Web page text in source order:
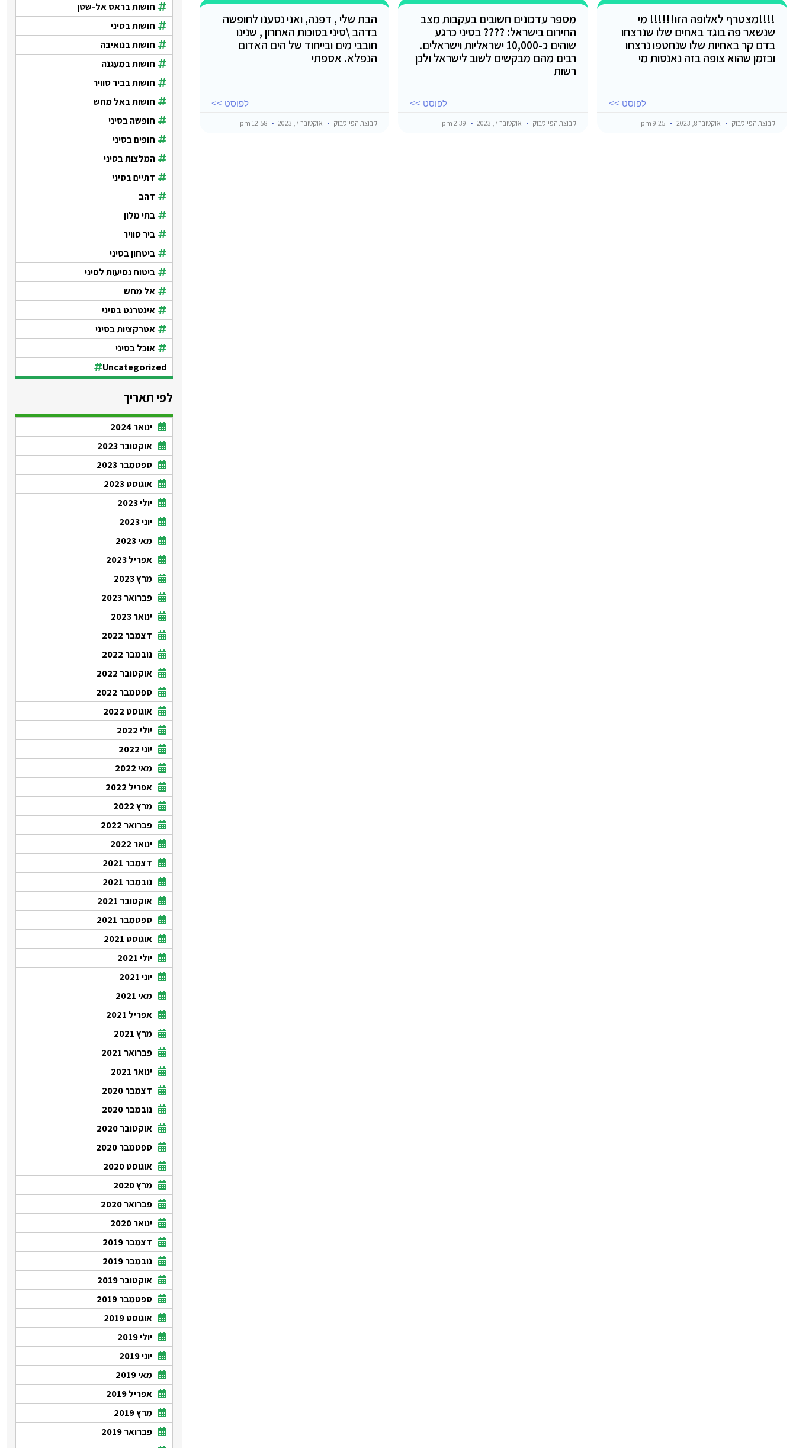
!!!!מצטרף לאלופה הזו!!!!!! מי
שנשאר פה בוגד באחים שלו שנרצחו
בדם קר באחיות שלו שנחטפו נרצחו
ובזמן שהוא צופה בזה נאנסות מי
לפוסט >>
קבוצת הפייסבוק אוקטובר 8, 2023
מספר עדכונים חשובים בעקבות מצב
החירום בישראל: ???? בסיני כרגע
שוהים כ-10,000 ישראליות וישראלים.
רבים מהם מבקשים לשוב לישראל ולכן
רשות
לפוסט >>
קבוצת הפייסבוק אוקטובר 7, 2023
הבת שלי , דפנה, ואני נסענו לחופשה
בדהב \סיני בסוכות האחרון , שנינו
חובבי מים ובייחוד של הים האדום
הנפלא. אספתי
לפוסט >>
קבוצת הפייסבוק אוקטובר 7, 2023
חושות בראס אל-שטן
חושות בסיני
חושות בנואיבה
חושות במעגנה
חושות בביר סוויר
חושות באל מחש
חופשה בסיני
חופים בסיני
המלצות בסיני
דתיים בסיני
דהב
בתי מלון
ביר סוויר
ביטחון בסיני
ביטוח נסיעות לסיני
אל מחש
אינטרנט בסיני
אטרקציות בסיני
אוכל בסיני
Uncategorized
לפי תאריך
ינואר 2024
אוקטובר 2023
ספטמבר 2023
אוגוסט 2023
יולי 2023
יוני 2023
מאי 2023
אפריל 2023
מרץ 2023
פברואר 2023
ינואר 2023
דצמבר 2022
נובמבר 2022
אוקטובר 2022
ספטמבר 2022
אוגוסט 2022
יולי 2022
יוני 2022
מאי 2022
אפריל 2022
מרץ 2022
פברואר 2022
ינואר 2022
דצמבר 2021
נובמבר 2021
אוקטובר 2021
ספטמבר 2021
אוגוסט 2021
יולי 2021
יוני 2021
מאי 2021
אפריל 2021
מרץ 2021
פברואר 2021
ינואר 2021
דצמבר 2020
נובמבר 2020
אוקטובר 2020
ספטמבר 2020
אוגוסט 2020
מרץ 2020
פברואר 2020
ינואר 2020
דצמבר 2019
נובמבר 2019
אוקטובר 2019
ספטמבר 2019
אוגוסט 2019
יולי 2019
יוני 2019
מאי 2019
אפריל 2019
מרץ 2019
פברואר 2019